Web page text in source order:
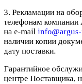
3. Рекламации на
телефонам компании
на e-mail
наличии копии
дату поставки.
Гарантийное
центре Поставщика,